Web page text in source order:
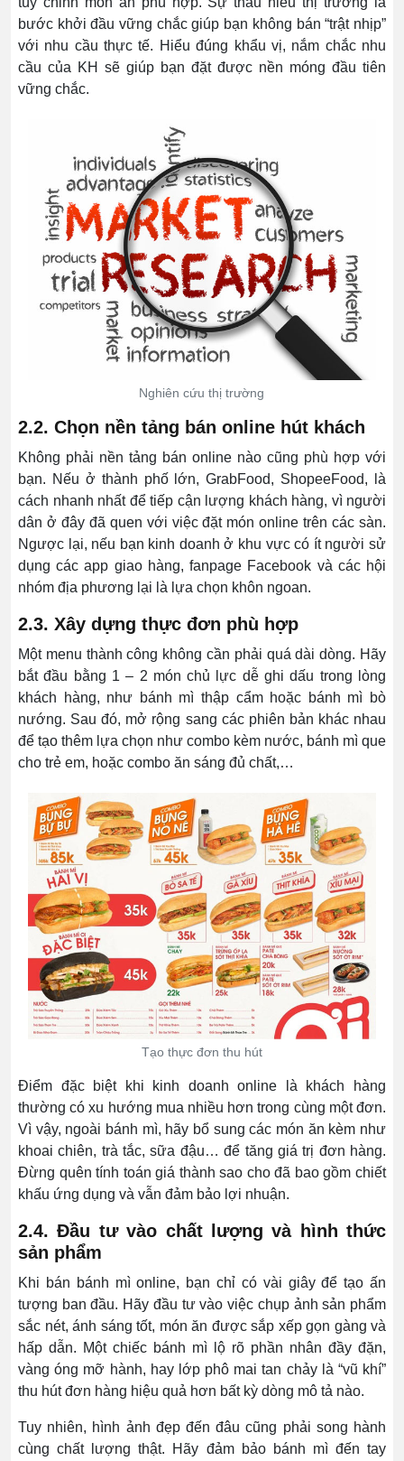
bước khởi đầu vững chắc giúp bạn không bán “trật nhịp”
với nhu cầu thực tế. Hiểu đúng khẩu vị, nắm chắc nhu
cầu của KH sẽ giúp bạn đặt được nền móng đầu tiên
vững chắc.
Nghiên cứu thị trường
2.2. Chọn nền tảng bán online hút khách
Không phải nền tảng bán online nào cũng phù hợp với
bạn. Nếu ở thành phố lớn, GrabFood, ShopeeFood, là
cách nhanh nhất để tiếp cận lượng khách hàng, vì người
dân ở đây đã quen với việc đặt món online trên các sàn.
Ngược lại, nếu bạn kinh doanh ở khu vực có ít người sử
dụng các app giao hàng, fanpage Facebook và các hội
nhóm địa phương lại là lựa chọn khôn ngoan.
2.3. Xây dựng thực đơn phù hợp
Một menu thành công không cần phải quá dài dòng. Hãy
bắt đầu bằng 1 – 2 món chủ lực dễ ghi dấu trong lòng
khách hàng, như bánh mì thập cẩm hoặc bánh mì bò
nướng. Sau đó, mở rộng sang các phiên bản khác nhau
để tạo thêm lựa chọn như combo kèm nước, bánh mì que
cho trẻ em, hoặc combo ăn sáng đủ chất,…
Tạo thực đơn thu hút
Điểm đặc biệt khi kinh doanh online là khách hàng
thường có xu hướng mua nhiều hơn trong cùng một đơn.
Vì vậy, ngoài bánh mì, hãy bổ sung các món ăn kèm như
khoai chiên, trà tắc, sữa đậu… để tăng giá trị đơn hàng.
Đừng quên tính toán giá thành sao cho đã bao gồm chiết
khấu ứng dụng và vẫn đảm bảo lợi nhuận.
2.4. Đầu tư vào chất lượng và hình thức
sản phẩm
Khi bán bánh mì online, bạn chỉ có vài giây để tạo ấn
tượng ban đầu. Hãy đầu tư vào việc chụp ảnh sản phẩm
sắc nét, ánh sáng tốt, món ăn được sắp xếp gọn gàng và
hấp dẫn. Một chiếc bánh mì lộ rõ phần nhân đầy đặn,
vàng óng mỡ hành, hay lớp phô mai tan chảy là “vũ khí”
thu hút đơn hàng hiệu quả hơn bất kỳ dòng mô tả nào.
Tuy nhiên, hình ảnh đẹp đến đâu cũng phải song hành
cùng chất lượng thật. Hãy đảm bảo bánh mì đến tay